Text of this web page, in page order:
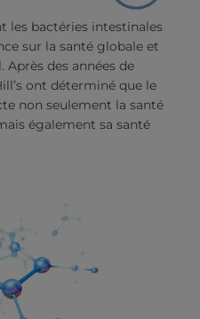
les bactéries intestinales
sur la santé globale et
des années de
ont déterminé que le
non seulement la santé
également sa santé